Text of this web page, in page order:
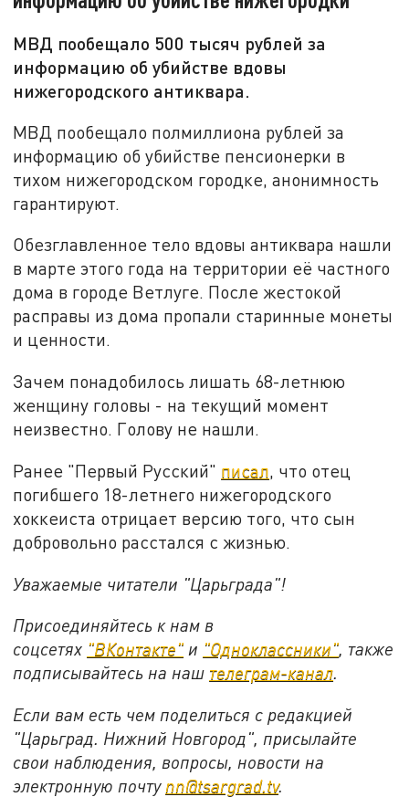
МВД пообещало 500 тысяч рублей за
информацию об убийстве вдовы
нижегородского антиквара.
МВД пообещало полмиллиона рублей за
информацию об убийстве пенсионерки в
тихом нижегородском городке, анонимность
гарантируют.
Обезглавленное тело вдовы антиквара нашли
в марте этого года на территории её частного
дома в городе Ветлуге. После жестокой
расправы из дома пропали старинные монеты
и ценности.
Зачем понадобилось лишать 68-летнюю
женщину головы - на текущий момент
неизвестно. Голову не нашли.
Ранее "Первый Русский" писал, что отец
погибшего 18-летнего нижегородского
хоккеиста отрицает версию того, что сын
добровольно расстался с жизнью.
Уважаемые читатели "Царьграда"!
Присоединяйтесь к нам в
соцсетях "ВКонтакте" и "Одноклассники", также
подписывайтесь на наш телеграм-канал.
Если вам есть чем поделиться с редакцией
"Царьград. Нижний Новгород", присылайте
свои наблюдения, вопросы, новости на
электронную почту nn@tsargrad.tv.